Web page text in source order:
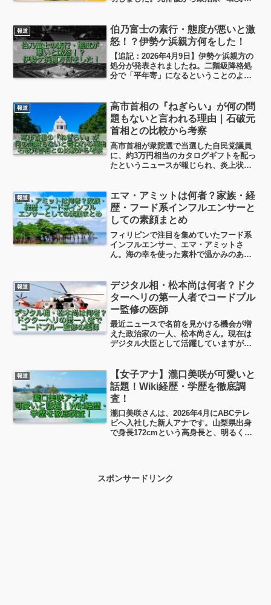
多いのではないでしょうか。この記事で
は、山本太郎さんが俳優をやめた理由
や、今後の活動予想についてまとめまし
た。
報道
伯乃富士の素行・態度が悪いと激
怒！？伊勢ケ浜親方何をした！
【追記：2026年4月9日】伊勢ケ浜親方の
処分が発表されましたね。二階級降格処
分で「平年寄」になるということのよう
しては「委員」と同等の「年寄」という
扱い。で、そこから二階級降格となり、
一番下の「年寄」になるということです
ね。
報道
高市首相の『ねぎらい』が何の問
題もないと言われる理由｜石破元
首相との比較から考察
高市首相が衆院選で当選した自民党議員
に、約3万円相当のカタログギフトを配っ
たというニュースが報じられ、炎上状態
す。では本当に、この件はそこまで激し
く批判されるべきなのでしょうか。今日
はこの件について見ていこうと思いま
す。
報道
エマ・アミットは何者？家族・経
歴・フード系インフルエンサーと
しての素顔まとめ
フィリピンで注目を集めていたフード系
インフルエンサー、エマ・アミットさ
ん。海の幸を使った素朴で温かみのある
ました…ここではエマ・アミットの経歴
やインフルエンサー活動を軸に、彼女が
どんな人物だったのかをまとめていこう
と思います。
報道
デジタル相・松本尚は何者？ドク
ターヘリの第一人者でコードブル
ー監修の医師
最近ニュースで名前を見かける機会が増
えた政治家の一人、松本尚さん。現在は
デジタル大臣として活躍していますが、
ょうか。というわけで今日は、松本尚さ
んの経歴・出身、実はドクターヘリと関
わりが深い、などなど解説していこうと
思います。
報道
【女子アナ】瀧口美咲が可愛いと
話題！Wiki経歴・学歴を徹底調
査！
瀧口美咲さんは、2026年4月にABCテレ
ビへ入社した新人アナです。山梨県出身
で身長172cmという高身長と、明るく誠
なった経緯など、見ていきます！
スポンサードリンク